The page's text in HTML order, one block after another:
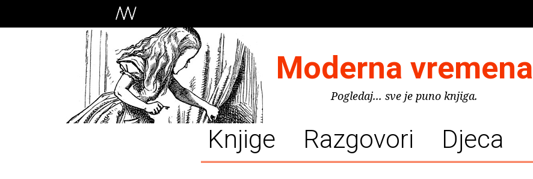
Moderna vremena
Pogledaj... sve je puno knjiga.
Knjige Razgovori Djeca